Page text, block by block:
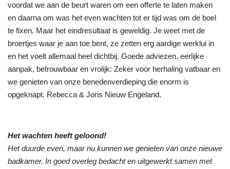
voordat we aan de beurt waren om een offerte te laten maken
en daarna om was het even wachten tot er tijd was om de boel
te fixen. Maar het eindresultaat is geweldig. Je weet met de
broertjes waar je aan toe bent, ze zetten erg aardige werklui in
en het voelt allemaal heel dichtbij. Goede adviezen, eerlijke
aanpak, betrouwbaar en vrolijk: Zeker voor herhaling vatbaar en
we genieten van onze benedenverdieping die enorm is
opgeknapt. Rebecca & Joris Nieuw Engeland.
Het wachten heeft geloond!
Het duurde even, maar nu kunnen we genieten van onze nieuwe
badkamer. In goed overleg bedacht en uitgewerkt samen met